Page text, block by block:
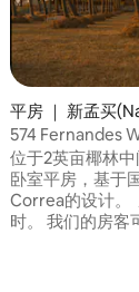
分（满分 5 分）
平房 ｜ 新孟买
574 Fernandes
位于2英亩椰林
卧室平房，基于
Correa的设计。 从孟买开车/乘渡轮1小
时。 我们的房客